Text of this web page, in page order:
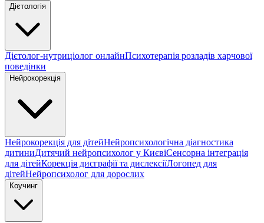
Дієтологія
Дієтолог-нутриціолог онлайнПсихотерапія розладів харчової
поведінки
Нейрокорекція
Нейрокорекція для дітейНейропсихологічна діагностика
дитиниДитячий нейропсихолог у КиєвіСенсорна інтеграція
для дітейКорекція дисграфії та дислексіїЛогопед для
дітейНейропсихолог для дорослих
Коучинг